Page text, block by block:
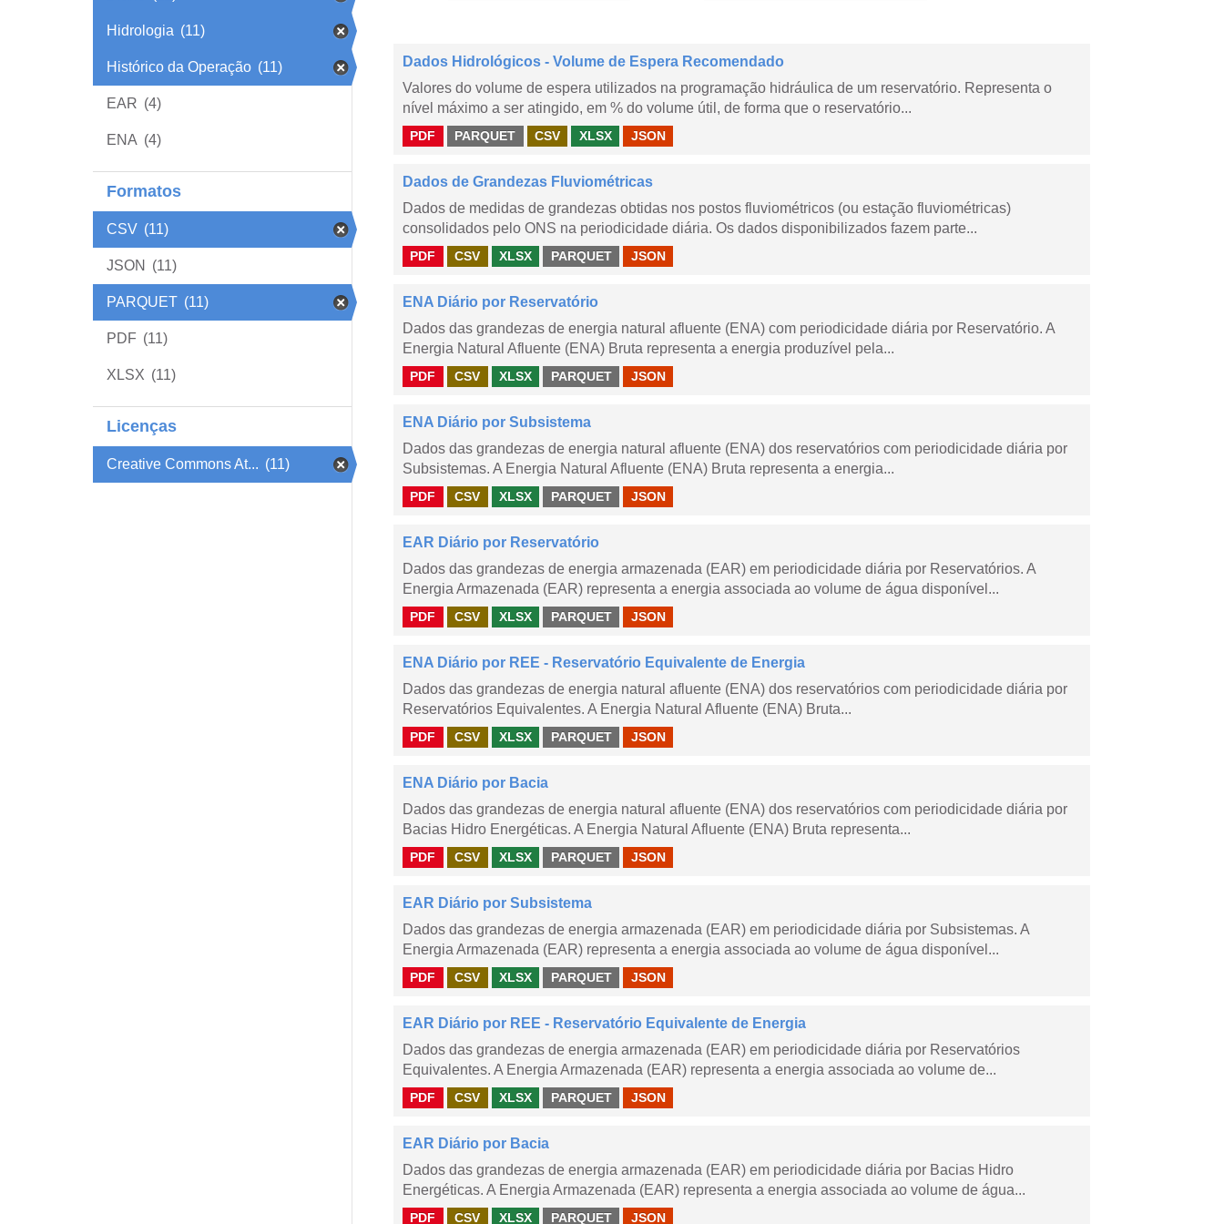
Hidrologia (11)
Histórico da Operação (11)
EAR (4)
ENA (4)
Formatos
CSV (11)
JSON (11)
PARQUET (11)
PDF (11)
XLSX (11)
Licenças
Creative Commons At... (11)
Dados Hidrológicos - Volume de Espera Recomendado
Valores do volume de espera utilizados na programação hidráulica de um reservatório. Representa o
nível máximo a ser atingido, em % do volume útil, de forma que o reservatório...
PDF PARQUET CSV XLSX JSON
Dados de Grandezas Fluviométricas
Dados de medidas de grandezas obtidas nos postos fluviométricos (ou estação fluviométricas)
consolidados pelo ONS na periodicidade diária. Os dados disponibilizados fazem parte...
PDF CSV XLSX PARQUET JSON
ENA Diário por Reservatório
Dados das grandezas de energia natural afluente (ENA) com periodicidade diária por Reservatório. A
Energia Natural Afluente (ENA) Bruta representa a energia produzível pela...
PDF CSV XLSX PARQUET JSON
ENA Diário por Subsistema
Dados das grandezas de energia natural afluente (ENA) dos reservatórios com periodicidade diária por
Subsistemas. A Energia Natural Afluente (ENA) Bruta representa a energia...
PDF CSV XLSX PARQUET JSON
EAR Diário por Reservatório
Dados das grandezas de energia armazenada (EAR) em periodicidade diária por Reservatórios. A
Energia Armazenada (EAR) representa a energia associada ao volume de água disponível...
PDF CSV XLSX PARQUET JSON
ENA Diário por REE - Reservatório Equivalente de Energia
Dados das grandezas de energia natural afluente (ENA) dos reservatórios com periodicidade diária por
Reservatórios Equivalentes. A Energia Natural Afluente (ENA) Bruta...
PDF CSV XLSX PARQUET JSON
ENA Diário por Bacia
Dados das grandezas de energia natural afluente (ENA) dos reservatórios com periodicidade diária por
Bacias Hidro Energéticas. A Energia Natural Afluente (ENA) Bruta representa...
PDF CSV XLSX PARQUET JSON
EAR Diário por Subsistema
Dados das grandezas de energia armazenada (EAR) em periodicidade diária por Subsistemas. A
Energia Armazenada (EAR) representa a energia associada ao volume de água disponível...
PDF CSV XLSX PARQUET JSON
EAR Diário por REE - Reservatório Equivalente de Energia
Dados das grandezas de energia armazenada (EAR) em periodicidade diária por Reservatórios
Equivalentes. A Energia Armazenada (EAR) representa a energia associada ao volume de...
PDF CSV XLSX PARQUET JSON
EAR Diário por Bacia
Dados das grandezas de energia armazenada (EAR) em periodicidade diária por Bacias Hidro
Energéticas. A Energia Armazenada (EAR) representa a energia associada ao volume de água...
PDF CSV XLSX PARQUET JSON